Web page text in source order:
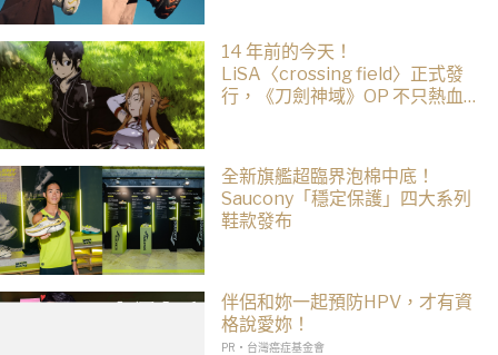
14 年前的今天！
LiSA〈crossing field〉正式發
行，《刀劍神域》OP 不只熱血還
全新旗艦超臨界泡棉中底！
Saucony「穩定保護」四大系列
鞋款發布
伴侶和妳一起預防HPV，才有資
格說愛妳！
PR・台灣癌症基金會